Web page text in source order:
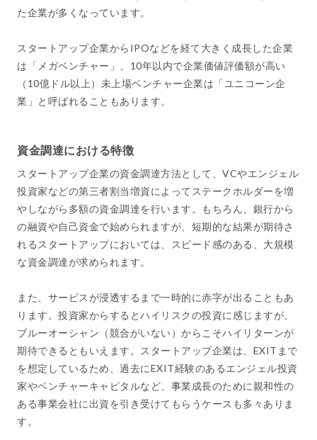
た企業が多くなっています。
スタートアップ企業からIPOなどを経て大きく成長した企業
は「メガベンチャー」、10年以内で企業価値評価額が高い
（10億ドル以上）未上場ベンチャー企業は「ユニコーン企
業」と呼ばれることもあります。
資金調達における特徴
スタートアップ企業の資金調達方法として、VCやエンジェル
投資家などの第三者割当増資によってステークホルダーを増
やしながら多額の資金調達を行います。もちろん、銀行から
の融資や自己資金で始められますが、短期的な結果が期待さ
れるスタートアップにおいては、スピード感のある、大規模
な資金調達が求められます。
また、サービスが浸透するまで一時的に赤字が出ることもあ
ります。投資家からするとハイリスクの投資に感じますが、
ブルーオーシャン（競合がいない）からこそハイリターンが
期待できるともいえます。スタートアップ企業は、EXITまで
を想定しているため、過去にEXIT経験のあるエンジェル投資
家やベンチャーキャピタルなど、事業成長のために親和性の
ある事業会社に出資を引き受けてもらうケースも多々ありま
す。